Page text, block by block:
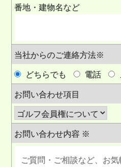
番地・建物名など
当社からのご連絡方法※
どちらでも
電話
お問い合わせ項目
お問い合わせ内容 ※